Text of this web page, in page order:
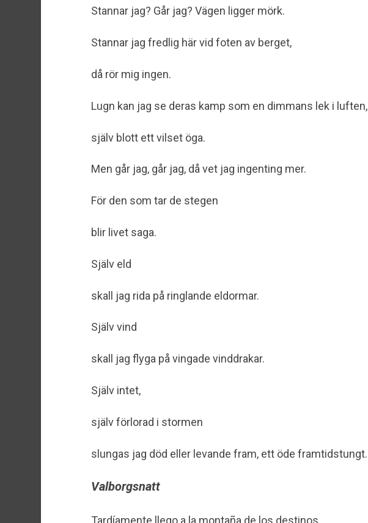
Stannar jag? Går jag? Vägen ligger mörk.
Stannar jag fredlig här vid foten av berget,
då rör mig ingen.
Lugn kan jag se deras kamp som en dimmans lek i luften,
själv blott ett vilset öga.
Men går jag, går jag, då vet jag ingenting mer.
För den som tar de stegen
blir livet saga.
Själv eld
skall jag rida på ringlande eldormar.
Själv vind
skall jag flyga på vingade vinddrakar.
Själv intet,
själv förlorad i stormen
slungas jag död eller levande fram, ett öde framtidstungt.
Valborgsnatt